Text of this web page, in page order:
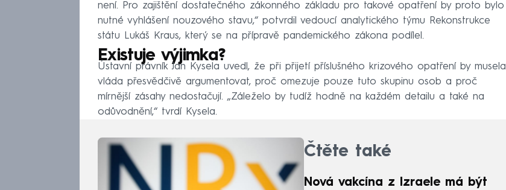
není. Pro zajištění dostatečného zákonného základu pro takové opatření by proto bylo
nutné vyhlášení nouzového stavu,“ potvrdil vedoucí analytického týmu Rekonstrukce
státu Lukáš Kraus, který se na přípravě pandemického zákona podílel.
Existuje výjimka?
Ústavní právník Jan Kysela uvedl, že při přijetí příslušného krizového opatření by musela
vláda přesvědčivě argumentovat, proč omezuje pouze tuto skupinu osob a proč
mírnější zásahy nedostačují. „Záleželo by tudíž hodně na každém detailu a také na
odůvodnění,“ tvrdí Kysela.
Čtěte také
Nová vakcína z Izraele má být